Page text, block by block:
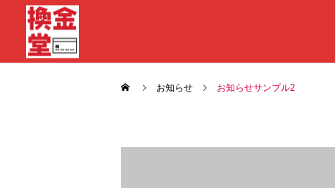
お知らせ お知らせサンプル2